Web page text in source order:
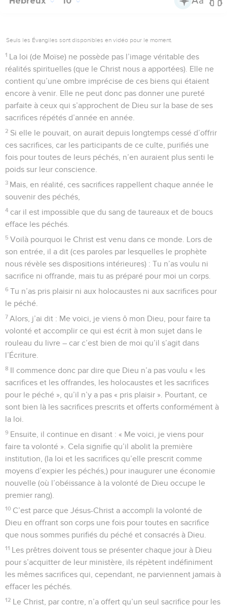
Seuls les Évangiles sont disponibles en vidéo pour le moment.
1 La loi (de Moïse) ne possède pas l’image véritable des
réalités spirituelles (que le Christ nous a apportées). Elle ne
contient qu’une ombre imprécise de ces biens qui étaient
encore à venir. Elle ne peut donc pas donner une pureté
parfaite à ceux qui s’approchent de Dieu sur la base de ses
sacrifices répétés d’année en année.
2 Si elle le pouvait, on aurait depuis longtemps cessé d’offrir
ces sacrifices, car les participants de ce culte, purifiés une
fois pour toutes de leurs péchés, n’en auraient plus senti le
poids sur leur conscience.
3 Mais, en réalité, ces sacrifices rappellent chaque année le
souvenir des péchés,
4 car il est impossible que du sang de taureaux et de boucs
efface les péchés.
5 Voilà pourquoi le Christ est venu dans ce monde. Lors de
son entrée, il a dit (ces paroles par lesquelles le prophète
nous révèle ses dispositions intérieures) : Tu n’as voulu ni
sacrifice ni offrande, mais tu as préparé pour moi un corps.
6 Tu n’as pris plaisir ni aux holocaustes ni aux sacrifices pour
le péché.
7 Alors, j’ai dit : Me voici, je viens ô mon Dieu, pour faire ta
volonté et accomplir ce qui est écrit à mon sujet dans le
rouleau du livre – car c’est bien de moi qu’il s’agit dans
l’Écriture.
8 Il commence donc par dire que Dieu n’a pas voulu « les
sacrifices et les offrandes, les holocaustes et les sacrifices
pour le péché », qu’il n’y a pas « pris plaisir ». Pourtant, ce
sont bien là les sacrifices prescrits et offerts conformément à
la loi.
9 Ensuite, il continue en disant : « Me voici, je viens pour
faire ta volonté ». Cela signifie qu’il abolit la première
institution, (la loi et les sacrifices qu’elle prescrit comme
moyens d’expier les péchés,) pour inaugurer une économie
nouvelle (où l’obéissance à la volonté de Dieu occupe le
premier rang).
10 C’est parce que Jésus-Christ a accompli la volonté de
Dieu en offrant son corps une fois pour toutes en sacrifice
que nous sommes purifiés du péché et consacrés à Dieu.
11 Les prêtres doivent tous se présenter chaque jour à Dieu
pour s’acquitter de leur ministère, ils répètent indéfiniment
les mêmes sacrifices qui, cependant, ne parviennent jamais à
effacer les péchés.
12 Le Christ, par contre, n’a offert qu’un seul sacrifice pour les